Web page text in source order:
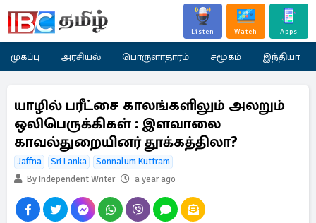
Listen Watch Apps
முகப்பு அரசியல் பொருளாதாரம் சமூகம் இந்தியா
யாழில் பரீட்சை காலங்களிலும் அலறும்
ஒலிபெருக்கிகள் : இளவாலை
காவல்துறையினர் தூக்கத்திலா?
Jaffna Sri Lanka
Sonnalum Kuttram
By Independent Writer
a year ago